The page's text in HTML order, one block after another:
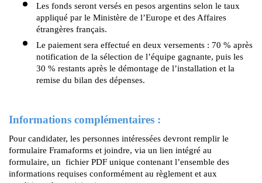
Les fonds seront versés en pesos argentins selon le taux
appliqué par le Ministère de l’Europe et des Affaires
étrangères français.
Le paiement sera effectué en deux versements : 70 % après
notification de la sélection de l’équipe gagnante, puis les
30 % restants après le démontage de l’installation et la
remise du bilan des dépenses.
Informations complémentaires :
Pour candidater, les personnes intéressées devront remplir le
formulaire Framaforms et joindre, via un lien intégré au
formulaire, un  fichier PDF unique contenant l’ensemble des
informations requises conformément au règlement et aux